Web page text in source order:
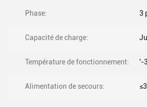
Phase: 3
Capacité de charge:
Température de fonctionnement: '-
Alimentation de secours: